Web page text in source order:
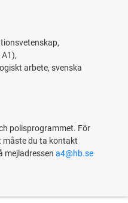
arbete, svenska
polisprogrammet. För
måste du ta kontakt
mejladressen a4@hb.se